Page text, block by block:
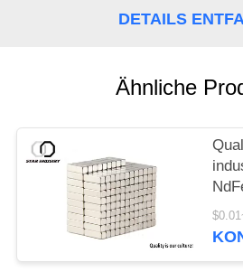
DETAILS
Ähnliche